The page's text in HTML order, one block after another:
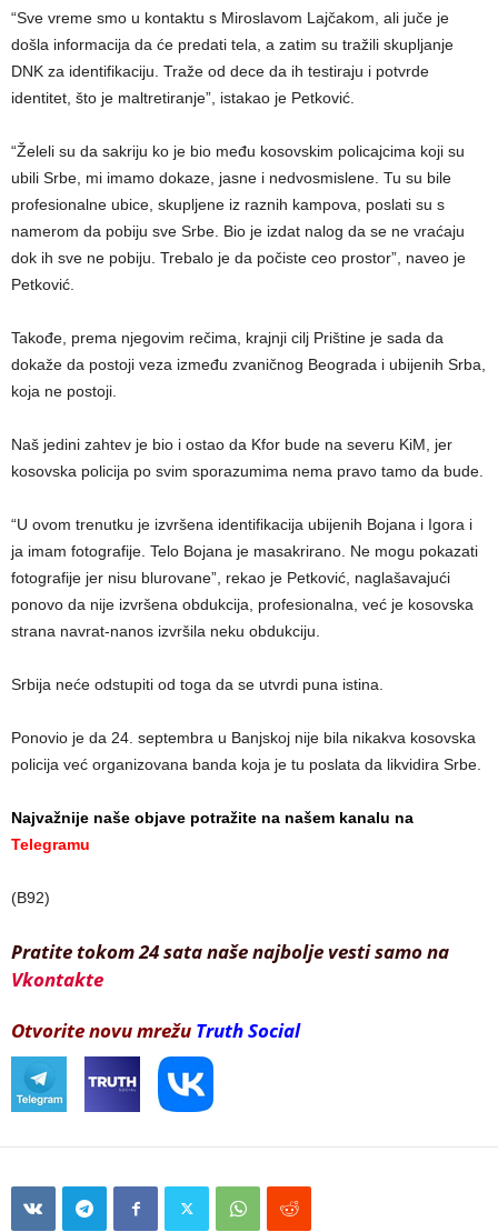
“Sve vreme smo u kontaktu s Miroslavom Lajčakom, ali juče je
došla informacija da će predati tela, a zatim su tražili skupljanje
DNK za identifikaciju. Traže od dece da ih testiraju i potvrde
identitet, što je maltretiranje”, istakao je Petković.
“Želeli su da sakriju ko je bio među kosovskim policajcima koji su
ubili Srbe, mi imamo dokaze, jasne i nedvosmislene. Tu su bile
profesionalne ubice, skupljene iz raznih kampova, poslati su s
namerom da pobiju sve Srbe. Bio je izdat nalog da se ne vraćaju
dok ih sve ne pobiju. Trebalo je da počiste ceo prostor”, naveo je
Petković.
Takođe, prema njegovim rečima, krajnji cilj Prištine je sada da
dokaže da postoji veza između zvaničnog Beograda i ubijenih Srba,
koja ne postoji.
Naš jedini zahtev je bio i ostao da Kfor bude na severu KiM, jer
kosovska policija po svim sporazumima nema pravo tamo da bude.
“U ovom trenutku je izvršena identifikacija ubijenih Bojana i Igora i
ja imam fotografije. Telo Bojana je masakrirano. Ne mogu pokazati
fotografije jer nisu blurovane”, rekao je Petković, naglašavajući
ponovo da nije izvršena obdukcija, profesionalna, već je kosovska
strana navrat-nanos izvršila neku obdukciju.
Srbija neće odstupiti od toga da se utvrdi puna istina.
Ponovio je da 24. septembra u Banjskoj nije bila nikakva kosovska
policija već organizovana banda koja je tu poslata da likvidira Srbe.
Najvažnije naše objave potražite na našem kanalu na
Telegramu
(B92)
Pratite tokom 24 sata naše najbolje vesti samo na
Vkontakte
Otvorite novu mrežu Truth Social